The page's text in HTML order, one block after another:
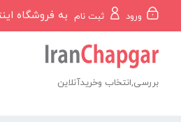
محتوا
ورود ثبت نام به فروشگاه
بررسی,انتخاب وخریدآنلاین